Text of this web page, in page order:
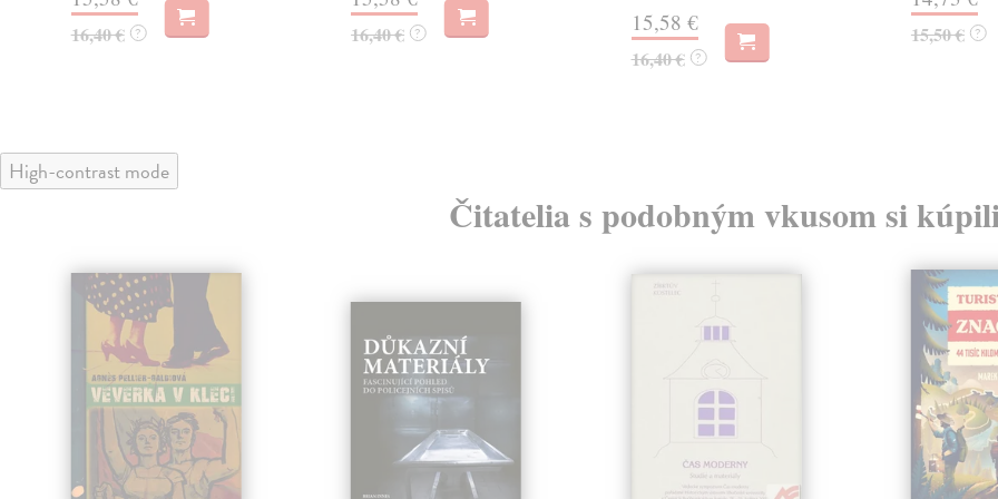
16,40 € ? 16,40 € ? 15,58 €
16,40 € ?
15,50 € ?
High-contrast mode
Čitatelia s podobným vkusom si